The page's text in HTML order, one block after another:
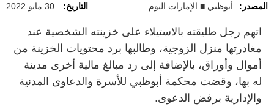
المصدر: أبوظبي ■ الإمارات اليوم التاريخ: 30 مايو 2022
اتهم رجل طليقته بالاستيلاء على خزينته الشخصية عند
مغادرتها منزل الزوجية، وطالبها برد محتويات الخزينة من
أموال وأوراق، بالإضافة إلى رد مبالغ مالية أخرى مدينة
له بها، وقضت محكمة أبوظبي للأسرة والدعاوى المدنية
والإدارية برفض الدعوى.